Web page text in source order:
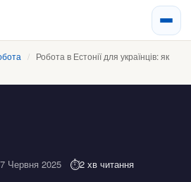
/
Робота в Естонії для українців: як
Червня 2025 2 хв читання